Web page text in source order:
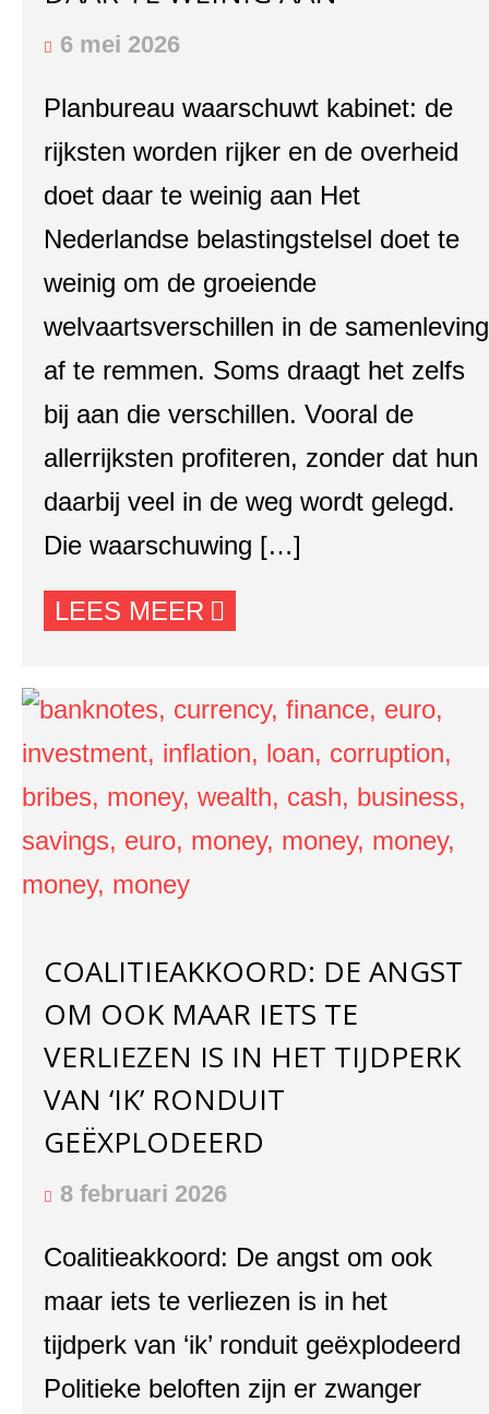
6 mei 2026
Planbureau waarschuwt kabinet: de
rijksten worden rijker en de overheid
doet daar te weinig aan Het
Nederlandse belastingstelsel doet te
weinig om de groeiende
welvaartsverschillen in de samenleving
af te remmen. Soms draagt het zelfs
bij aan die verschillen. Vooral de
allerrijksten profiteren, zonder dat hun
daarbij veel in de weg wordt gelegd.
Die waarschuwing […]
LEES MEER
COALITIEAKKOORD: DE ANGST
OM OOK MAAR IETS TE
VERLIEZEN IS IN HET TIJDPERK
VAN ‘IK’ RONDUIT
GEËXPLODEERD
8 februari 2026
Coalitieakkoord: De angst om ook
maar iets te verliezen is in het
tijdperk van ‘ik’ ronduit geëxplodeerd
Politieke beloften zijn er zwanger